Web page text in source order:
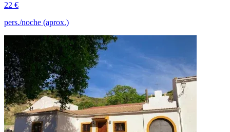
22 €
pers./noche (aprox.)